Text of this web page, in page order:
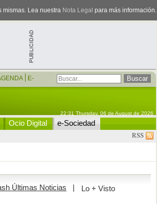
mismas. Lea nuestra Nota Legal para más información.
E-
22:31 Thursday, 06 de August de 2026
Ocio Digital e-Sociedad
RSS
Últimas Noticias | Lo + Visto